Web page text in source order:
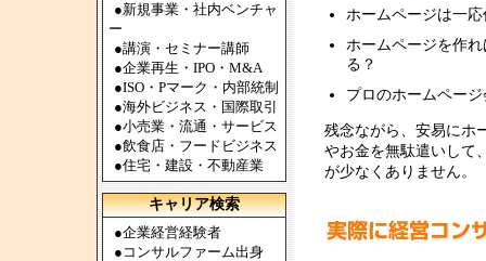
●新規事業・社内ベンチャ
ー
●講演・セミナー講師
●企業再生・IPO・M&A
●ISO・Pマーク・内部統制
●海外ビジネス・国際取引
●小売業・流通・サービス
●飲食店・フードビジネス
●住宅・建設・不動産業
キャリア検索
●企業経営経験者
● コンサルファーム出身
ホームページは一
ホームページを作
る？
プロのホームペー
残念ながら、安易にホ
やお金を無駄遣いして
が少なくありません。